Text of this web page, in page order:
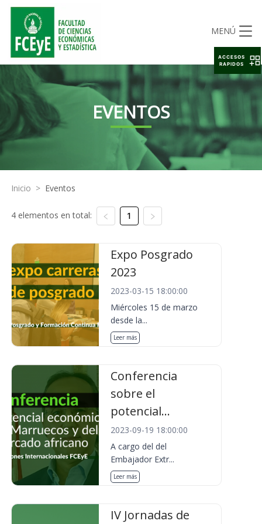
MENÚ
EVENTOS
Inicio > Eventos
4 elementos en total: 1
Expo Posgrado
2023
2023-03-15 18:00:00
Miércoles 15 de marzo
desde la...
Leer más
Conferencia
sobre el
potencial...
2023-09-19 18:00:00
A cargo del del
Embajador Extr...
Leer más
IV Jornadas de
ACCESOS
RAPIDOS